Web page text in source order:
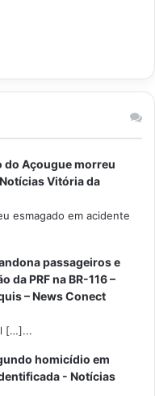
do Açougue morreu
Vitória da
esmagado em acidente
passageiros e
da PRF na BR-116 –
– News Conect
[…]...
homicídio em
- Notícias